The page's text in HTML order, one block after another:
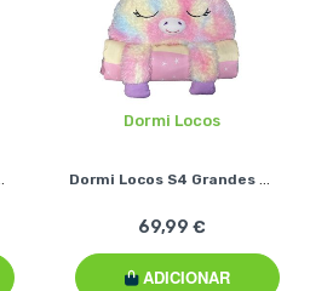
Dormi Locos
69,99 €
ADICIONAR